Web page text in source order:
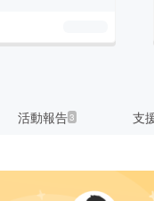
活動報告3 支